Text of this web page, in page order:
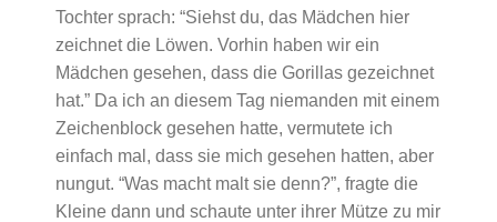
Tochter sprach: “Siehst du, das Mädchen hier
zeichnet die Löwen. Vorhin haben wir ein
Mädchen gesehen, dass die Gorillas gezeichnet
hat.” Da ich an diesem Tag niemanden mit einem
Zeichenblock gesehen hatte, vermutete ich
einfach mal, dass sie mich gesehen hatten, aber
nungut. “Was macht malt sie denn?”, fragte die
Kleine dann und schaute unter ihrer Mütze zu mir